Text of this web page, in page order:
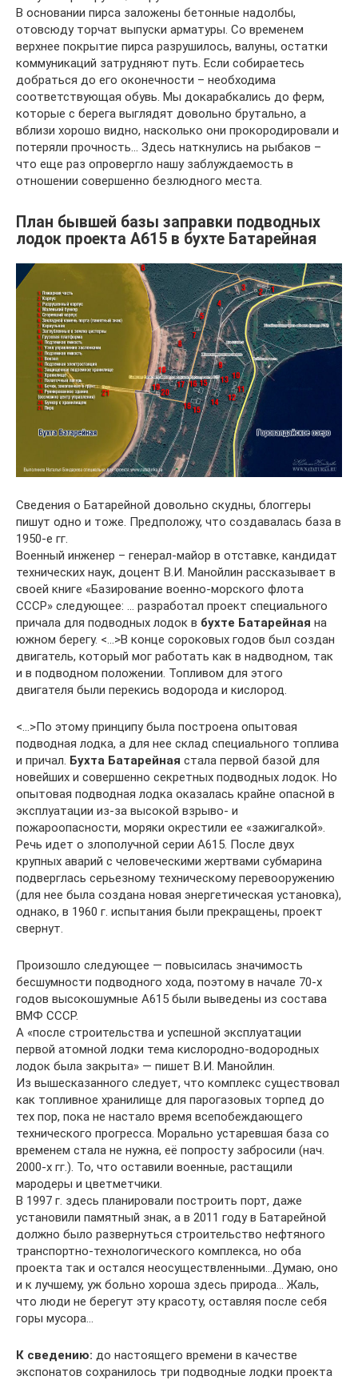
В основании пирса заложены бетонные надолбы,
отовсюду торчат выпуски арматуры. Со временем
верхнее покрытие пирса разрушилось, валуны, остатки
коммуникаций затрудняют путь. Если собираетесь
добраться до его оконечности – необходима
соответствующая обувь. Мы докарабкались до ферм,
которые с берега выглядят довольно брутально, а
вблизи хорошо видно, насколько они прокородировали и
потеряли прочность… Здесь наткнулись на рыбаков –
что еще раз опровергло нашу заблуждаемость в
отношении совершенно безлюдного места.
План бывшей базы заправки подводных
лодок проекта А615 в бухте Батарейная
Сведения о Батарейной довольно скудны, блоггеры
пишут одно и тоже. Предположу, что создавалась база в
1950-е гг.
Военный инженер – генерал-майор в отставке, кандидат
технических наук, доцент В.И. Манойлин рассказывает в
своей книге «Базирование военно-морского флота
СССР» следующее: … разработал проект специального
причала для подводных лодок в бухте Батарейная на
южном берегу. <…>В конце сороковых годов был создан
двигатель, который мог работать как в надводном, так
и в подводном положении. Топливом для этого
двигателя были перекись водорода и кислород.
<…>По этому принципу была построена опытовая
подводная лодка, а для нее склад специального топлива
и причал. Бухта Батарейная стала первой базой для
новейших и совершенно секретных подводных лодок. Но
опытовая подводная лодка оказалась крайне опасной в
эксплуатации из-за высокой взрыво- и
пожароопасности, моряки окрестили ее «зажигалкой».
Речь идет о злополучной серии А615. После двух
крупных аварий с человеческими жертвами субмарина
подверглась серьезному техническому перевооружению
(для нее была создана новая энергетическая установка),
однако, в 1960 г. испытания были прекращены, проект
свернут.
Произошло следующее — повысилась значимость
бесшумности подводного хода, поэтому в начале 70-х
годов высокошумные А615 были выведены из состава
ВМФ СССР.
А «после строительства и успешной эксплуатации
первой атомной лодки тема кислородно-водородных
лодок была закрыта» — пишет В.И. Манойлин.
Из вышесказанного следует, что комплекс существовал
как топливное хранилище для парогазовых торпед до
тех пор, пока не настало время всепобеждающего
технического прогресса. Морально устаревшая база со
временем стала не нужна, её попросту забросили (нач.
2000-х гг.). То, что оставили военные, растащили
мародеры и цветметчики.
В 1997 г. здесь планировали построить порт, даже
установили памятный знак, а в 2011 году в Батарейной
должно было развернуться строительство нефтяного
транспортно-технологического комплекса, но оба
проекта так и остался неосуществленными…Думаю, оно
и к лучшему, уж больно хороша здесь природа… Жаль,
что люди не берегут эту красоту, оставляя после себя
горы мусора…
К сведению: до настоящего времени в качестве
экспонатов сохранилось три подводные лодки проекта